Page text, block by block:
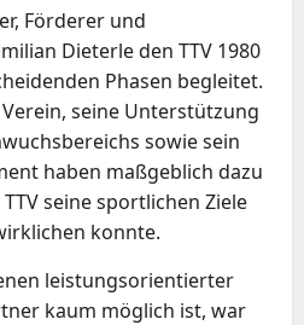
Förderer und
Dieterle den TTV 1980
Phasen begleitet.
seine Unterstützung
sowie sein
haben maßgeblich dazu
seine sportlichen Ziele
konnte.
leistungsorientierter
kaum möglich ist, war